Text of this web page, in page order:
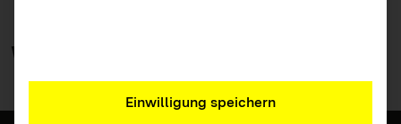
Weitere
Einwilligung speichern